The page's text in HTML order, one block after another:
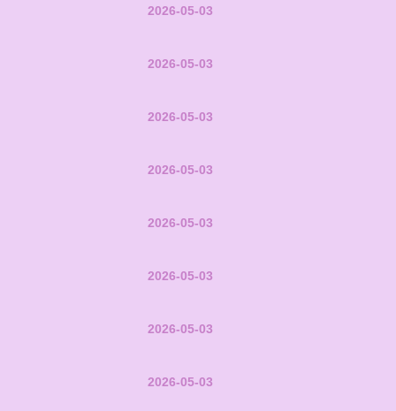
2026-05-03
2026-05-03
2026-05-03
2026-05-03
2026-05-03
2026-05-03
2026-05-03
2026-05-03